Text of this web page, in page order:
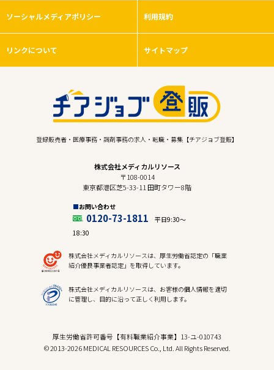
ソーシャルメディアポリシー 利用規約
リンクについて サイトマップ
登録販売者・医療事務・調剤事務の求人・転職・募集【チアジョブ登販】
株式会社メディカルリソース
〒108-0014
東京都港区芝5-33-11 田町タワー8階
お問い合わせ
0120-73-1811
平日9:30〜
18:30
株式会社メディカルリソースは、厚生労働省認定の「職業
紹介優良事業者認定」を取得しています。
株式会社メディカルリソースは、お客様の個人情報を適切
に管理し、目的に沿って正しく利用します。
厚生労働省許可番号【有料職業紹介事業】13-ユ-010743
© 2013-2026 MEDICAL RESOURCES Co., Ltd. All Rights Reserved.